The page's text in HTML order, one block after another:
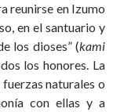
reunirse en Izumo
en el santuario y
los dioses” (kami
los honores. La
naturales o
con ellas y a